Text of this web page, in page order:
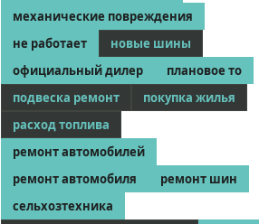
механические повреждения
не работает
новые шины
официальный дилер
плановое то
подвеска ремонт
покупка жилья
расход топлива
ремонт автомобилей
ремонт автомобиля
ремонт шин
сельхозтехника